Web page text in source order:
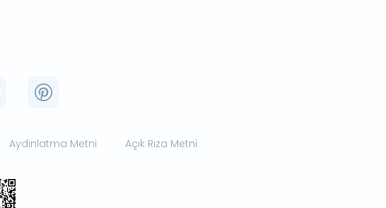
Aydınlatma Metni Açık Rıza Metni